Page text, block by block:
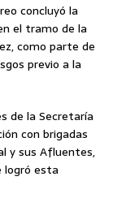
concluyó la
el tramo de la
como parte de
previo a la
de la Secretaría
con brigadas
y sus Afluentes,
logró esta